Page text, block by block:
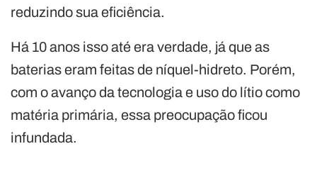
reduzindo sua eficiência.
Há 10 anos isso até era verdade, já que as
baterias eram feitas de níquel-hidreto. Porém,
com o avanço da tecnologia e uso do lítio como
matéria primária, essa preocupação ficou
infundada.